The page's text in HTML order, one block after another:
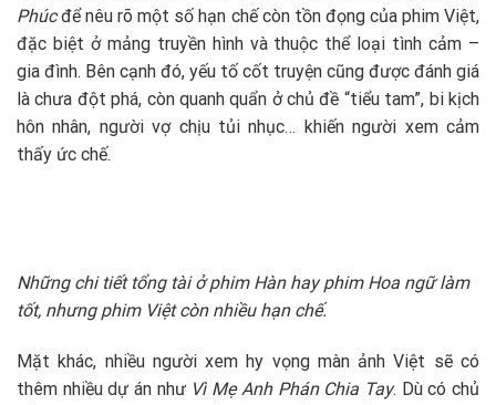
Phúcđể nêu rõ một số hạn chế còn tồn đọng của phim Việt,
đặc biệt ở mảng truyền hình và thuộc thể loại tình cảm –
gia đình. Bên cạnh đó, yếu tố cốt truyện cũng được đánh giá
là chưa đột phá, còn quanh quẩn ở chủ đề “tiểu tam”, bi kịch
hôn nhân, người vợ chịu tủi nhục… khiến người xem cảm
thấy ức chế.
Những chi tiết tổng tài ở phim Hàn hay phim Hoa ngữ làm
tốt, nhưng phim Việt còn nhiều hạn chế.
Mặt khác, nhiều người xem hy vọng màn ảnh Việt sẽ có
thêm nhiều dự án như Vì Mẹ Anh Phán Chia Tay. Dù có chủ